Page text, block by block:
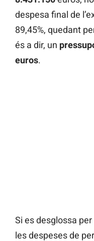
despesa final de
89,45%, quedant
és a dir, un
euros.
Si es desglossa
les despeses de